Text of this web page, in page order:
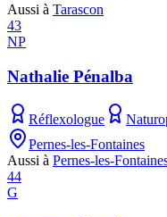
Aussi à Tarascon
43
NP
Nathalie Pénalba
Réflexologue
Pernes-les-Fontaines
Aussi à Pernes-les-
44
G